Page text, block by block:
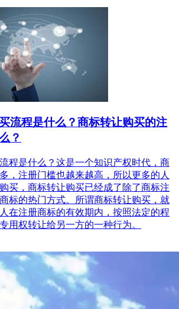
流程是什么？商标转让购买的注
？
程是什么？这是一个知识产权时代，商
，注册门槛也越来越高，所以更多的人
买，商标转让购买已经成了除了商标注
标的热门方式。所谓商标转让购买，就
在注册商标的有效期内，按照法定的程
用权转让给另一方的一种行为。